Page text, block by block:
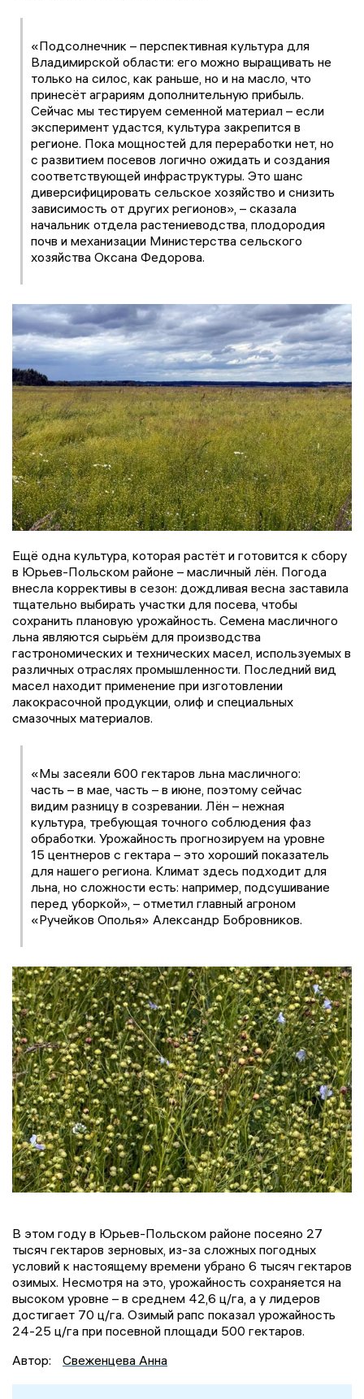
«Подсолнечник – перспективная культура для
Владимирской области: его можно выращивать не
только на силос, как раньше, но и на масло, что
принесёт аграриям дополнительную прибыль.
Сейчас мы тестируем семенной материал – если
эксперимент удастся, культура закрепится в
регионе. Пока мощностей для переработки нет, но
с развитием посевов логично ожидать и создания
соответствующей инфраструктуры. Это шанс
диверсифицировать сельское хозяйство и снизить
зависимость от других регионов», – сказала
начальник отдела растениеводства, плодородия
почв и механизации Министерства сельского
хозяйства Оксана Федорова.
Ещё одна культура, которая растёт и готовится к сбору
в Юрьев-Польском районе – масличный лён. Погода
внесла коррективы в сезон: дождливая весна заставила
тщательно выбирать участки для посева, чтобы
сохранить плановую урожайность. Семена масличного
льна являются сырьём для производства
гастрономических и технических масел, используемых в
различных отраслях промышленности. Последний вид
масел находит применение при изготовлении
лакокрасочной продукции, олиф и специальных
смазочных материалов.
«Мы засеяли 600 гектаров льна масличного:
часть – в мае, часть – в июне, поэтому сейчас
видим разницу в созревании. Лён – нежная
культура, требующая точного соблюдения фаз
обработки. Урожайность прогнозируем на уровне
15 центнеров с гектара – это хороший показатель
для нашего региона. Климат здесь подходит для
льна, но сложности есть: например, подсушивание
перед уборкой», – отметил главный агроном
«Ручейков Ополья» Александр Бобровников.
В этом году в Юрьев-Польском районе посеяно 27
тысяч гектаров зерновых, из-за сложных погодных
условий к настоящему времени убрано 6 тысяч гектаров
озимых. Несмотря на это, урожайность сохраняется на
высоком уровне – в среднем 42,6 ц/га, а у лидеров
достигает 70 ц/га. Озимый рапс показал урожайность
24-25 ц/га при посевной площади 500 гектаров.
Автор:
Свеженцева Анна